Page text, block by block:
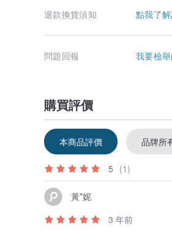
退款換貨須知 點我了
問題回報 我要檢
購買評價
本商品評價 品牌所
5 (1)
黃*妮
3 年前